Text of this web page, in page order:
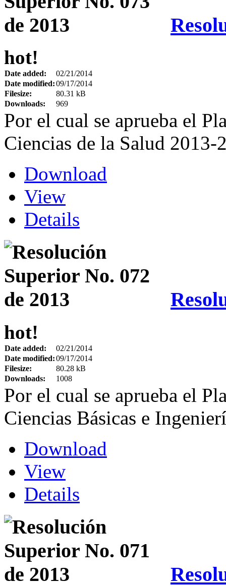
hot!
Date added:
02/21/2014
Date modified:09/17/2014
Filesize:
80.31 kB
Downloads:
969
Por el cual se aprueba el
Ciencias de la Salud 2013-
Download
View
Details
hot!
Date added:
02/21/2014
Date modified:09/17/2014
Filesize:
80.28 kB
Downloads:
1008
Por el cual se aprueba el
Ciencias Básicas e
Download
View
Details